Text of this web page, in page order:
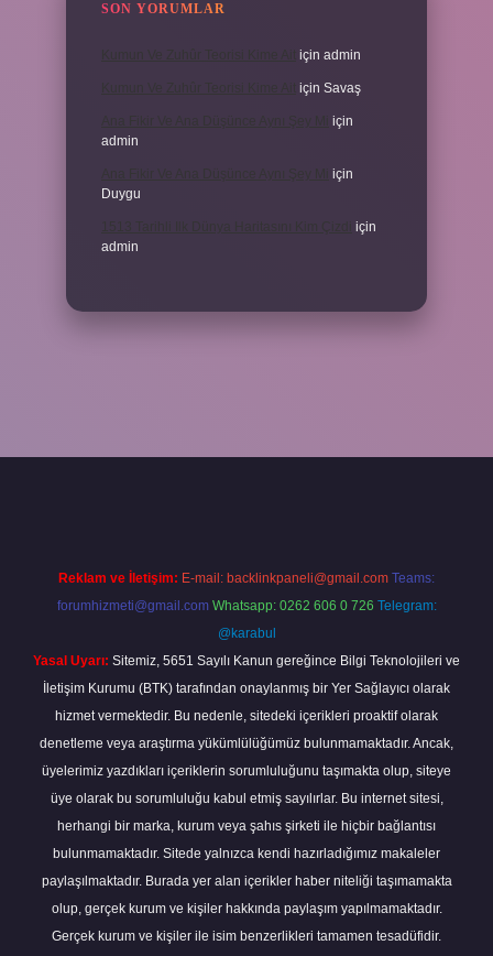
SON YORUMLAR
için admin
için Savaş
için
admin
için
Duygu
için
admin
Reklam ve İletişim: E-mail: backlinkpaneli@gmail.com Teams:
forumhizmeti@gmail.com Whatsapp: 0262 606 0 726 Telegram:
@karabul
Yasal Uyarı: Sitemiz, 5651 Sayılı Kanun gereğince Bilgi Teknolojileri ve
İletişim Kurumu (BTK) tarafından onaylanmış bir Yer Sağlayıcı olarak
hizmet vermektedir. Bu nedenle, sitedeki içerikleri proaktif olarak
denetleme veya araştırma yükümlülüğümüz bulunmamaktadır. Ancak,
üyelerimiz yazdıkları içeriklerin sorumluluğunu taşımakta olup, siteye
üye olarak bu sorumluluğu kabul etmiş sayılırlar. Bu internet sitesi,
herhangi bir marka, kurum veya şahıs şirketi ile hiçbir bağlantısı
bulunmamaktadır. Sitede yalnızca kendi hazırladığımız makaleler
paylaşılmaktadır. Burada yer alan içerikler haber niteliği taşımamakta
olup, gerçek kurum ve kişiler hakkında paylaşım yapılmamaktadır.
Gerçek kurum ve kişiler ile isim benzerlikleri tamamen tesadüfidir.